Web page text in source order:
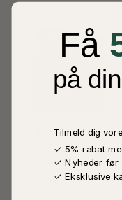
-25%
NOODLES HOT
FLAVOR
RAMEN,
BULDAK, 5-
PACK
Få
på
Tilmeld dig
✓ 5% rabat
✓ Nyheder før
✓ Eksklusive